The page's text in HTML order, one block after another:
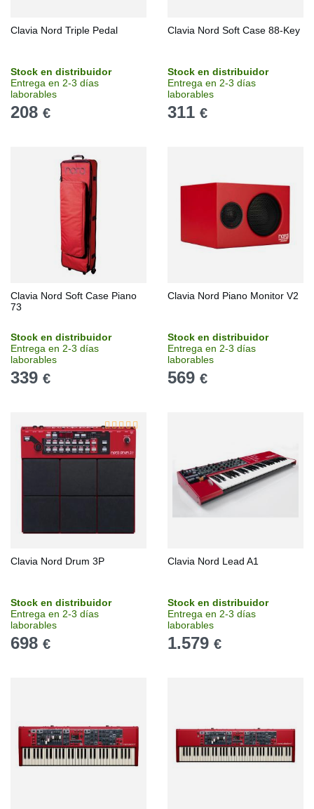
Clavia Nord Triple Pedal
Stock en distribuidor
Entrega en 2-3 días
laborables
208 €
Clavia Nord Soft Case 88-Key
Stock en distribuidor
Entrega en 2-3 días
laborables
311 €
Clavia Nord Soft Case Piano
73
Stock en distribuidor
Entrega en 2-3 días
laborables
339 €
Clavia Nord Piano Monitor V2
Stock en distribuidor
Entrega en 2-3 días
laborables
569 €
Clavia Nord Drum 3P
Stock en distribuidor
Entrega en 2-3 días
laborables
698 €
Clavia Nord Lead A1
Stock en distribuidor
Entrega en 2-3 días
laborables
1.579 €